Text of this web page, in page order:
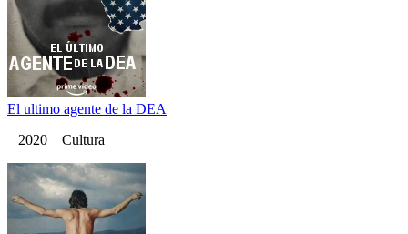
El ultimo agente de la DEA
2020 Cultura